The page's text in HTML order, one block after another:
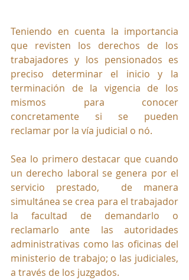
Teniendo en cuenta la importancia
que revisten los derechos de los
trabajadores y los pensionados es
preciso determinar el inicio y la
terminación de la vigencia de los
mismos para conocer
concretamente si se pueden
reclamar por la vía judicial o nó.
Sea lo primero destacar que cuando
un derecho laboral se genera por el
servicio prestado,  de manera
simultánea se crea para el trabajador
la facultad de demandarlo o
reclamarlo ante las autoridades
administrativas como las oficinas del
ministerio de trabajo; o las judiciales,
a través de los juzgados.